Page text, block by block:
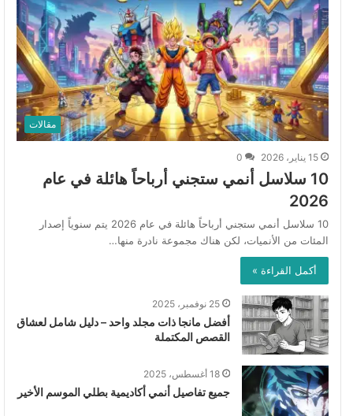
مقالات
15 يناير، 2026 0
10 سلاسل أنمي ستجني أرباحاً هائلة في عام
2026
10 سلاسل أنمي ستجني أرباحاً هائلة في عام 2026 يتم سنوياً إصدار
المئات من الأنميات، لكن هناك مجموعة نادرة منها…
أكمل القراءة »
25 نوفمبر، 2025
أفضل مانجا ذات مجلد واحد – دليل شامل لعشاق
القصص المكتملة
18 أغسطس، 2025
جميع تفاصيل أنمي أكاديمية بطلي الموسم الأخير